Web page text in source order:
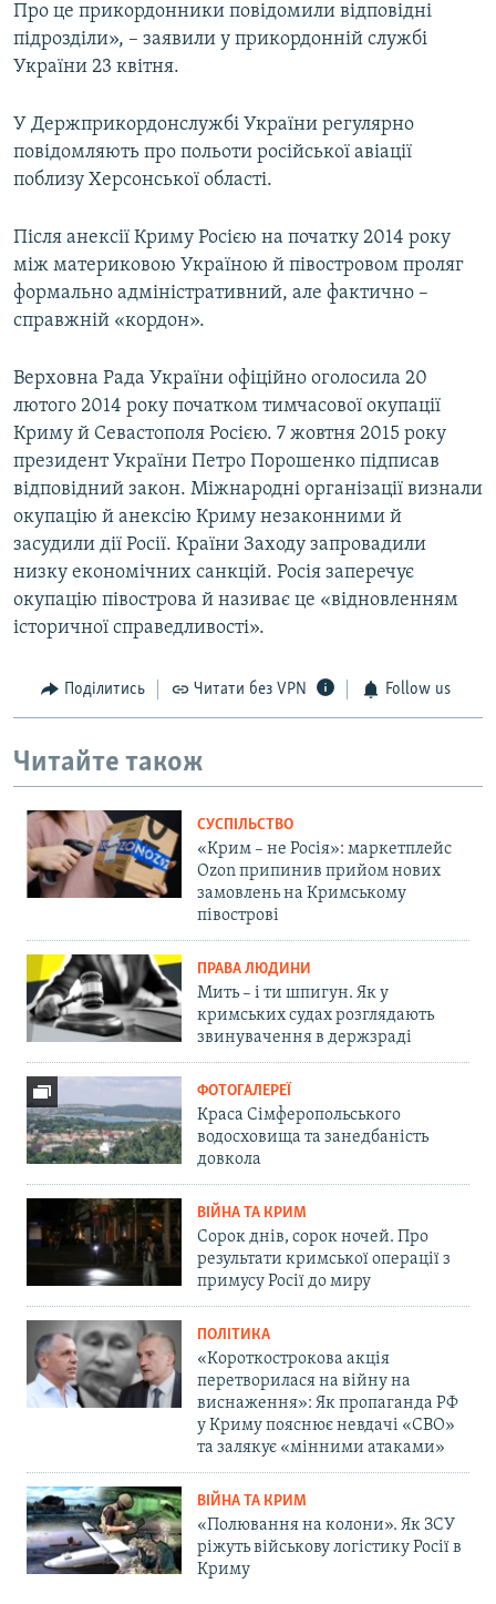
Про це прикордонники повідомили відповідні
підрозділи», – заявили у прикордонній службі
України 23 квітня.
У Держприкордонслужбі України регулярно
повідомляють про польоти російської авіації
поблизу Херсонської області.
Після анексії Криму Росією на початку 2014 року
між материковою Україною й півостровом проляг
формально адміністративний, але фактично –
справжній «кордон».
Верховна Рада України офіційно оголосила 20
лютого 2014 року початком тимчасової окупації
Криму й Севастополя Росією. 7 жовтня 2015 року
президент України Петро Порошенко підписав
відповідний закон. Міжнародні організації визнали
окупацію й анексію Криму незаконними й
засудили дії Росії. Країни Заходу запровадили
низку економічних санкцій. Росія заперечує
окупацію півострова й називає це «відновленням
історичної справедливості».
Поділитись Читати без VPN Follow us
Читайте також
СУСПІЛЬСТВО
«Крим – не Росія»: маркетплейс
Ozon припинив прийом нових
замовлень на Кримському
півострові
ПРАВА ЛЮДИНИ
Мить – і ти шпигун. Як у
кримських судах розглядають
звинувачення в держзраді
ФОТОГАЛЕРЕЇ
Краса Сімферопольського
водосховища та занедбаність
довкола
ВІЙНА ТА КРИМ
Сорок днів, сорок ночей. Про
результати кримської операції з
примусу Росії до миру
ПОЛІТИКА
«Короткострокова акція
перетворилася на війну на
виснаження»: Як пропаганда РФ
у Криму пояснює невдачі «СВО»
та залякує «мінними атаками»
ВІЙНА ТА КРИМ
«Полювання на колони». Як ЗСУ
ріжуть військову логістику Росії в
Криму